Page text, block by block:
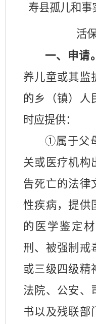
寿县孤儿和事
活
一、申请。
养儿童或其监
的乡（镇）人
时应提供：
①属于父
关或医疗机构
告死亡的法律
性疾病，提供
的医学鉴定
刑、被强制戒
或三级四级精
法院、公安、
书以及残联部